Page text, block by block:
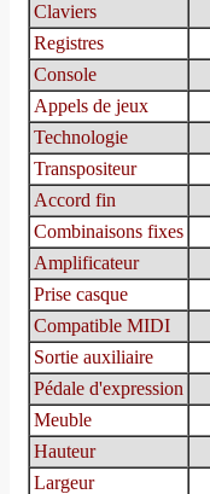
Claviers
Registres
Console
Appels de jeux
Technologie
Transpositeur
Accord fin
Combinaisons fixes
Amplificateur
Prise casque
Compatible MIDI
Sortie auxiliaire
Pédale d'expression
Meuble
Hauteur
Largeur